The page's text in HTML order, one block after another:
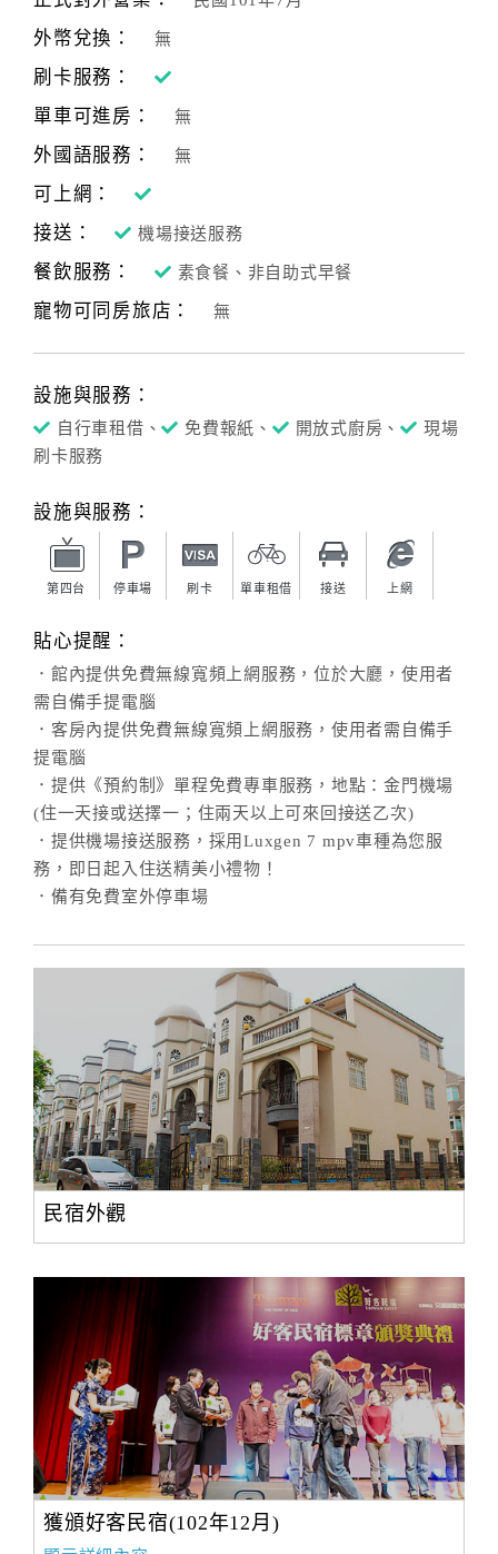
外幣兌換： 無
刷卡服務：
單車可進房：
無
外國語服務： 無
可上網：
接送：
機場接送服務
餐飲服務： 素食餐、非自助式早餐
寵物可同房旅店： 無
設施與服務：
自行車租借、 免費報紙、 開放式廚房、
現場
刷卡服務
設施與服務：
第四台 停車場 刷卡 單車租借 接送 上網
貼心提醒：
．館內提供免費無線寬頻上網服務，位於大廳，使用者
需自備手提電腦
．客房內提供免費無線寬頻上網服務，使用者需自備手
提電腦
．提供《預約制》單程免費專車服務，地點：金門機場
(住一天接或送擇一；住兩天以上可來回接送乙次)
．提供機場接送服務，採用Luxgen 7 mpv車種為您服
務，即日起入住送精美小禮物！
．備有免費室外停車場
民宿外觀
獲頒好客民宿(102年12月)